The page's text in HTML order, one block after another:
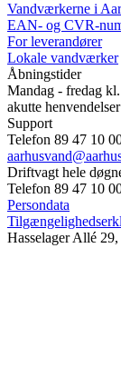
Vandværkerne i
EAN- og CVR-
For leverandører
Lokale vandværker
Åbningstider
Mandag - fredag
akutte henvendelser
Support
Telefon 89 47 10
Driftvagt hele
Telefon 89 47 10
Persondata
Hasselager Allé